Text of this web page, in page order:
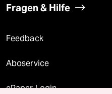
Fragen & Hilfe
Feedback
Aboservice
ePaper Login